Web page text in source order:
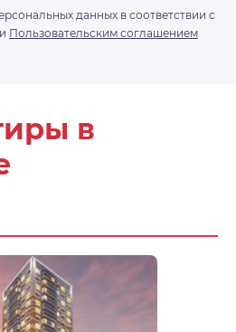
данных в соответствии с
и Пользовательским соглашением
в